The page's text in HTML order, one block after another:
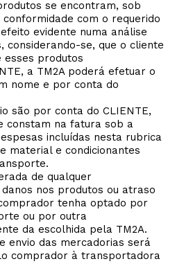
se encontram, sob
com o requerido
evidente numa análise
considerando-se, que o cliente
esses produtos
a TM2A poderá efetuar o
nome e por conta do
são por conta do CLIENTE,
constam na fatura sob a
incluídas nesta rubrica
material e condicionantes
de qualquer
nos produtos ou atraso
tenha optado por
ou por outra
da escolhida pela TM2A.
envio das mercadorias será
comprador à transportadora